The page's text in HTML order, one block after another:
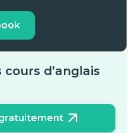
d’anglais